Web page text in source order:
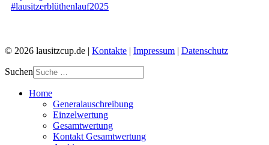
© 2026 lausitzcup.de | Kontakte | Impressum | Datenschutz
Suchen
Home
Generalauschreibung
Einzelwertung
Gesamtwertung
Kontakt Gesamtwertung